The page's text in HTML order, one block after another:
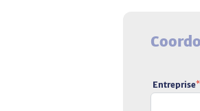
Entreprise*